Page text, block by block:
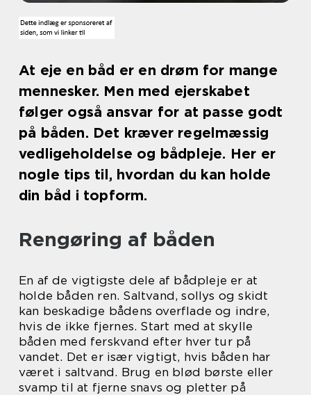
At eje en båd er en drøm for mange
mennesker. Men med ejerskabet
følger også ansvar for at passe godt
på båden. Det kræver regelmæssig
vedligeholdelse og bådpleje. Her er
nogle tips til, hvordan du kan holde
din båd i topform.
Rengøring af båden
En af de vigtigste dele af bådpleje er at
holde båden ren. Saltvand, sollys og skidt
kan beskadige bådens overflade og indre,
hvis de ikke fjernes. Start med at skylle
båden med ferskvand efter hver tur på
vandet. Det er især vigtigt, hvis båden har
været i saltvand. Brug en blød børste eller
svamp til at fjerne snavs og pletter på